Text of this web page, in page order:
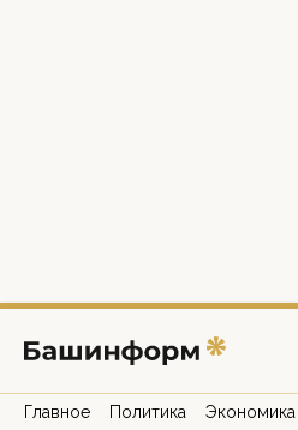
Главное Политика Экономика